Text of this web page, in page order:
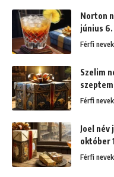
Norton
június 6.
Férfi
Szelim
Férfi
Joel
október
Férfi